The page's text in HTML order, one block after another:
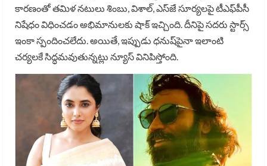
కారణంతో తమిళ నటులు శింబు, విశాల్, ఎస్‌జే సూర్యలపై టీఎఫ్‌పీసీ
నిషేధం విధించడం అభిమానులకు షాక్ ఇచ్చింది. దీనిపై సదరు స్టార్స్
ఇంకా స్పందించలేదు. అయితే, ఇప్పుడు ధనుష్‌పైనా ఇలాంటి
చర్యలకే సిద్ధమవుతున్నట్లు న్యూస్ వినిపిస్తోంది.